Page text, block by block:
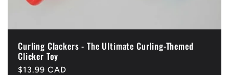
Curling Clackers - The Ultimate Curling-Themed
Clicker Toy
Precio
$13.99 CAD